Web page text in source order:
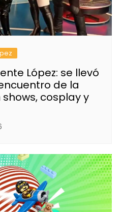
López: se llevó
de la
cosplay y